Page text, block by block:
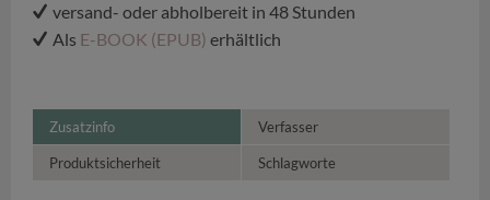
versand- oder abholbereit in 48 Stunden
Als E-BOOK (EPUB) erhältlich
Zusatzinfo Verfasser
Produktsicherheit Schlagworte